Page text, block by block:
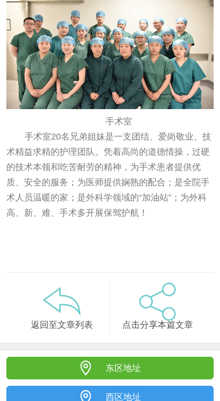
手术室
手术室20名兄弟姐妹是一支团结、爱岗敬业、技
术精益求精的护理团队。凭着高尚的道德情操，过硬
的技术本领和吃苦耐劳的精神，为手术患者提供优
质、安全的服务；为医师提供娴熟的配合；是全院手
术人员温暖的家；是外科学领域的“加油站”；为外科
高、新、难、手术多开展保驾护航！
返回至文章列表 点击分享本篇文章
东区地址
西区地址